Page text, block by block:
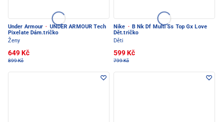
Under Armour · UNDER ARMOUR Tech
Pixelate Dám.tričko
Ženy
649 Kč
899 Kč
Nike · B Nk Df Multi Ss Top Gx Love
Dět.tričko
Děti
599 Kč
799 Kč